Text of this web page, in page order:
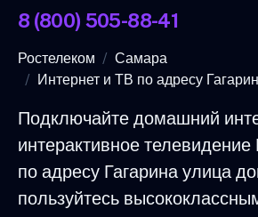
8 (800) 505-88-41
Ростелеком
Самара
Интернет и ТВ по адресу
Подключайте домашний
интерактивное
по адресу Гагарина улица
пользуйтесь